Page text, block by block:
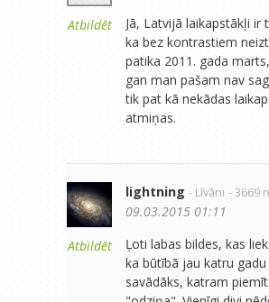
Atbildēt
Jā, Latvijā laikapstākļi ir
ka bez kontrastiem
patika 2011. gada
gan man pašam nav
tik pat kā nekādas
atmiņas.
Atbildēt
lightning - Līvāni - 3669
09.03.2015 01:11
Ļoti labas bildes, kas
ka būtībā jau katru
savādāks, katram